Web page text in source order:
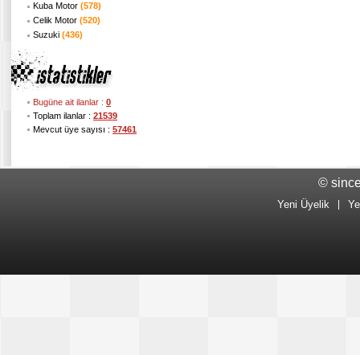
Kuba Motor (578)
Celik Motor (520)
Suzuki (436)
Bugüne ait ilanlar : 0
Toplam ilanlar : 21539
Mevcut üye sayısı : 57461
©
Yeni Üyelik